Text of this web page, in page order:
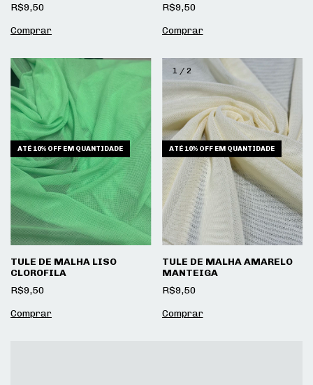
R$9,50
R$9,50
ATÉ 10% OFF EM QUANTIDADE
TULE DE MALHA LISO
CLOROFILA
R$9,50
1 / 2
ATÉ 10% OFF EM QUANTIDADE
TULE DE MALHA AMARELO
MANTEIGA
R$9,50